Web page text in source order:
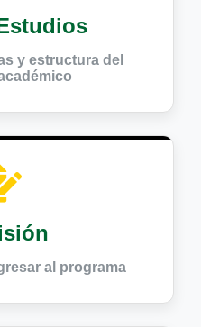
y estructura del
al programa